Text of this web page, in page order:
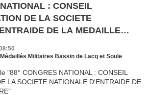
: CONSEIL
DE LA SOCIETE
DE LA MEDAILLE
Militaires Bassin de Lacq et Soule